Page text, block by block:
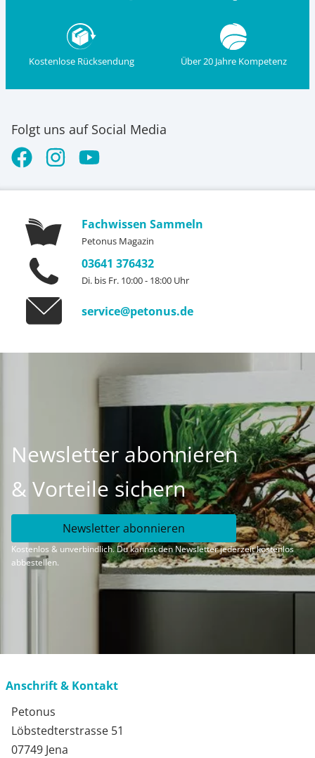
Kostenlose Rücksendung Über 20 Jahre Kompetenz
Folgt uns auf Social Media
Fachwissen Sammeln
Petonus Magazin
03641 376432
Di. bis Fr. 10:00 - 18:00 Uhr
service@petonus.de
Newsletter abonnieren
& Vorteile sichern
Newsletter abonnieren
Kostenlos & unverbindlich. Du kannst den Newsletter jederzeit kostenlos
abbestellen.
Anschrift & Kontakt
Petonus
Löbstedterstrasse 51
07749 Jena